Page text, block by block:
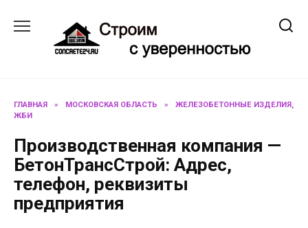
содержанию
ГЛАВНАЯ » МОСКОВСКАЯ ОБЛАСТЬ »
ЖЕЛЕЗОБЕТОННЫЕ ИЗДЕЛИЯ,
ЖБИ
Производственная компания —
БетонТрансСтрой: Адрес,
телефон, реквизиты
предприятия